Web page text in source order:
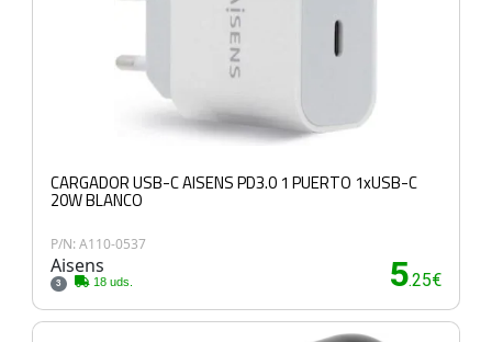
CARGADOR USB-C AISENS PD3.0 1 PUERTO 1xUSB-C
20W BLANCO
P/N: A110-0537
Aisens
3 18 uds. 5.25€